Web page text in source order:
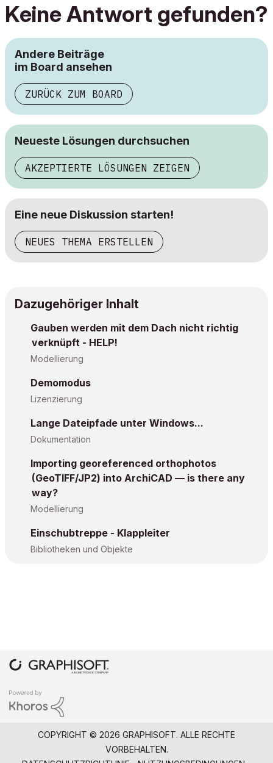
Keine Antwort gefunden?
Andere Beiträge
im Board ansehen
ZURÜCK ZUM BOARD
Neueste Lösungen durchsuchen
AKZEPTIERTE LÖSUNGEN ZEIGEN
Eine neue Diskussion starten!
NEUES THEMA ERSTELLEN
Dazugehöriger Inhalt
Gauben werden mit dem Dach nicht richtig
verknüpft - HELP!
Modellierung
Demomodus
Lizenzierung
Lange Dateipfade unter Windows...
Dokumentation
Importing georeferenced orthophotos
(GeoTIFF/JP2) into ArchiCAD — is there any
way?
Modellierung
Einschubtreppe - Klappleiter
Bibliotheken und Objekte
COPYRIGHT © 2026 GRAPHISOFT. ALLE RECHTE
VORBEHALTEN.